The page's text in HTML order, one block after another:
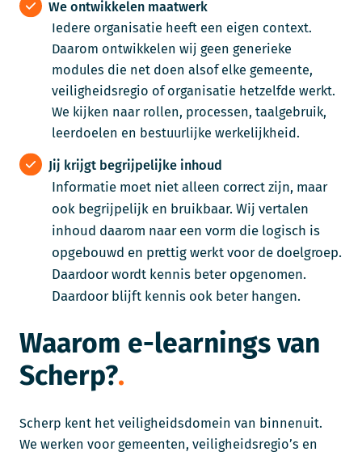
We ontwikkelen maatwerk
Iedere organisatie heeft een eigen context.
Daarom ontwikkelen wij geen generieke
modules die net doen alsof elke gemeente,
veiligheidsregio of organisatie hetzelfde werkt.
We kijken naar rollen, processen, taalgebruik,
leerdoelen en bestuurlijke werkelijkheid.
Jij krijgt begrijpelijke inhoud
Informatie moet niet alleen correct zijn, maar
ook begrijpelijk en bruikbaar. Wij vertalen
inhoud daarom naar een vorm die logisch is
opgebouwd en prettig werkt voor de doelgroep.
Daardoor wordt kennis beter opgenomen.
Daardoor blijft kennis ook beter hangen.
Waarom e-learnings van
Scherp?
Scherp kent het veiligheidsdomein van binnenuit.
We werken voor gemeenten, veiligheidsregio’s en